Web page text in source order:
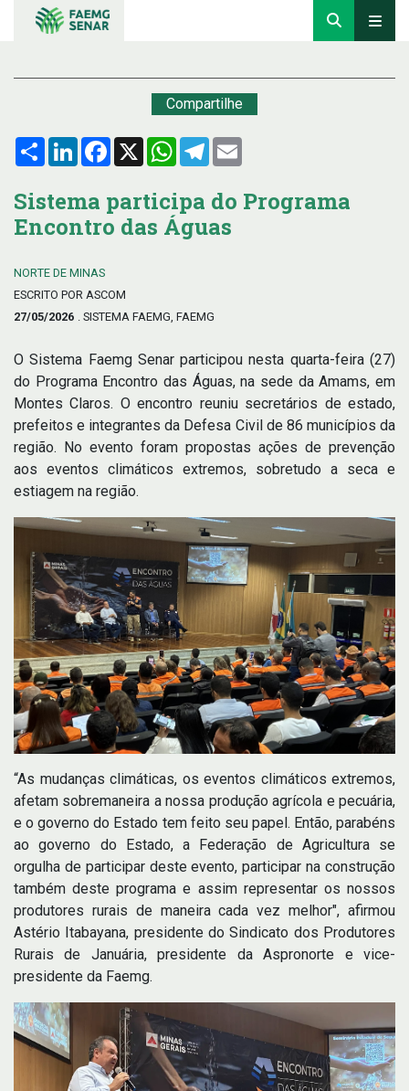
Compartilhe
Compartilhar
LinkedInFacebook
X WhatsApp
Telegram
Sistema participa do Programa
Encontro das Águas
NORTE DE MINAS
ESCRITO POR ASCOM
27/05/2026 . SISTEMA FAEMG, FAEMG
O Sistema Faemg Senar participou nesta quarta-feira (27)
do Programa Encontro das Águas, na sede da Amams, em
Montes Claros. O encontro reuniu secretários de estado,
prefeitos e integrantes da Defesa Civil de 86 municípios da
região. No evento foram propostas ações de prevenção
aos eventos climáticos extremos, sobretudo a seca e
estiagem na região.
“As mudanças climáticas, os eventos climáticos extremos,
afetam sobremaneira a nossa produção agrícola e pecuária,
e o governo do Estado tem feito seu papel. Então, parabéns
ao governo do Estado, a Federação de Agricultura se
orgulha de participar deste evento, participar na construção
também deste programa e assim representar os nossos
produtores rurais de maneira cada vez melhor", afirmou
Astério Itabayana, presidente do Sindicato dos Produtores
Rurais de Januária, presidente da Aspronorte e vice-
presidente da Faemg.